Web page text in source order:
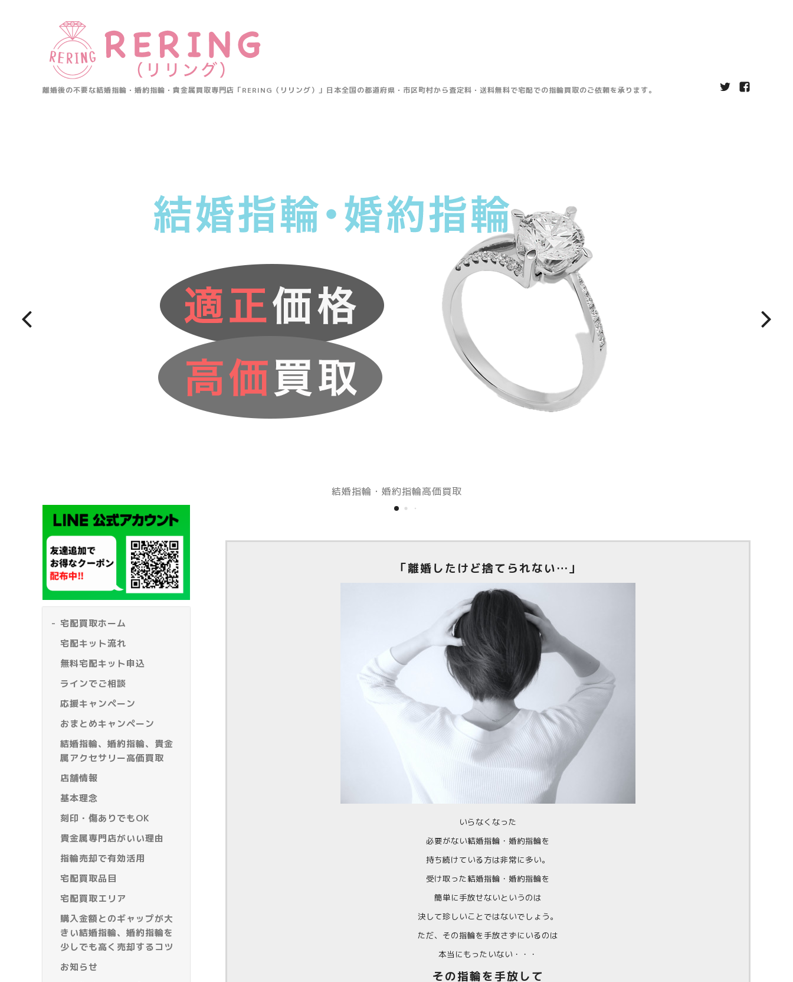
離婚後の不要な結婚指輪・婚約指輪・貴金属買取専門店「RERING（リリング）」日本全国の都道府県・市区町村から査定料・送料無料で宅配での指輪買取のご依頼を承ります。
査定額15％アップ！応援キャンペーン
宅配買取ホーム
宅配キット流れ
無料宅配キット申込
ラインでご相談
応援キャンペーン
おまとめキャンペーン
結婚指輪、婚約指輪、貴金
属アクセサリー高価買取
店舗情報
基本理念
刻印・傷ありでもOK
貴金属専門店がいい理由
指輪売却で有効活用
宅配買取品目
宅配買取エリア
購入金額とのギャップが大
きい結婚指輪、婚約指輪を
少しでも高く売却するコツ
お知らせ
「離婚したけど捨てられない…」
いらなくなった
必要がない結婚指輪・婚約指輪を
持ち続けている方は非常に多い。
受け取った結婚指輪・婚約指輪を
簡単に手放せないというのは
決して珍しいことではないでしょう。
ただ、その指輪を手放さずにいるのは
本当にもったいない・・・
その指輪を手放して